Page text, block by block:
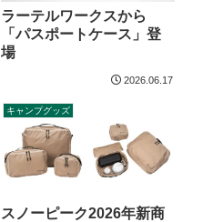
ラーテルワークスから
「パスポートケース」登
場
2026.06.17
キャンプグッズ
スノーピーク2026年新商